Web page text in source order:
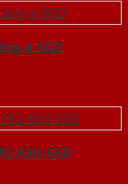
a-SGD
ASH-SGD